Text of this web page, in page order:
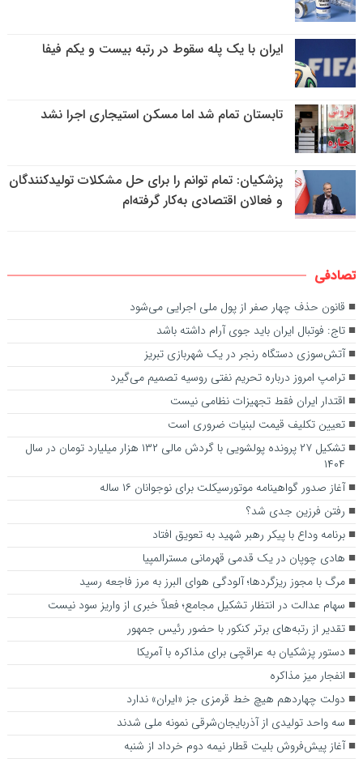
ایران با یک پله سقوط در رتبه بیست و یکم فیفا
تابستان تمام شد اما مسکن استیجاری اجرا نشد
پزشکیان: تمام توانم را برای حل مشکلات تولیدکنندگان
و فعالان اقتصادی به‌کار گرفته‌ام
تصادفی
قانون حذف چهار صفر از پول ملی اجرایی می‌شود
تاج: فوتبال ایران باید جوی آرام داشته باشد
آتش‌سوزی دستگاه رنجر در یک شهربازی تبریز
ترامپ امروز درباره تحریم نفتی روسیه تصمیم می‌گیرد
اقتدار ایران فقط تجهیزات نظامی نیست
تعیین تکلیف قیمت لبنیات ضروری است
تشکیل ۲۷ پرونده پولشویی با گردش مالی ۱۳۲ هزار میلیارد تومان در سال
۱۴۰۴
آغاز صدور گواهینامه موتورسیکلت برای نوجوانان ۱۶ ساله
رفتن فرزین جدی شد؟
برنامه وداع با پیکر رهبر شهید به تعویق افتاد
هادی چوپان در یک قدمی قهرمانی مسترالمپیا
مرگ با مجوز ریزگردها؛ آلودگی هوای البرز به مرز فاجعه رسید
سهام عدالت در انتظار تشکیل مجامع؛ فعلاً خبری از واریز سود نیست
تقدیر از رتبه‌های برتر کنکور با حضور رئیس جمهور
دستور پزشکیان به عراقچی برای مذاکره با آمریکا
انفجار میز مذاکره
دولت چهاردهم هیچ خط قرمزی جز «ایران» ندارد
سه واحد تولیدی از آذربایجان‌شرقی نمونه ملی شدند
آغاز پیش‌فروش بلیت‌ قطار نیمه دوم خرداد از شنبه